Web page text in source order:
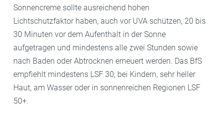
Sonnencreme sollte ausreichend hohen
Lichtschutzfaktor haben, auch vor UVA schützen, 20 bis
30 Minuten vor dem Aufenthalt in der Sonne
aufgetragen und mindestens alle zwei Stunden sowie
nach Baden oder Abtrocknen erneuert werden. Das BfS
empfiehlt mindestens LSF 30; bei Kindern, sehr heller
Haut, am Wasser oder in sonnenreichen Regionen LSF
50+.